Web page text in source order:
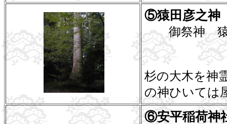
⑤猿田彦之神
御祭神 猿
杉の大木を神
の神ひいては
⑥安平稲荷神